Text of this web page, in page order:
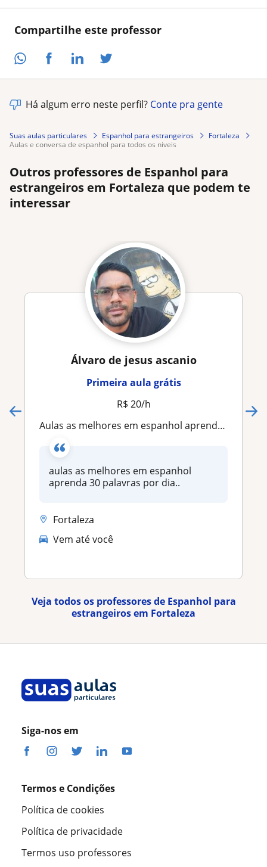
Compartilhe este professor
Há algum erro neste perfil? Conte pra gente
Suas aulas particulares Espanhol para estrangeiros
Fortaleza
aulas e conversa de espanhol para todos os niveis
Outros professores de Espanhol para
estrangeiros em Fortaleza que podem te
interessar
Álvaro de jesus ascanio
Primeira aula grátis
R$ 20/h
aulas as melhores em espanhol aprenda 30 palavras por dia
aulas as melhores em espanhol
aprenda 30 palavras por dia..
Fortaleza
Vem até você
Veja todos os professores de Espanhol para
estrangeiros em Fortaleza
Siga-nos em
Termos e Condições
Política de cookies
Política de privacidade
Termos uso professores